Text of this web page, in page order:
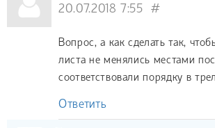
20.07.2018 7:55
#
Вопрос, а как сделать так,
листа не менялись местами
соответствовали порядку в
Ответить